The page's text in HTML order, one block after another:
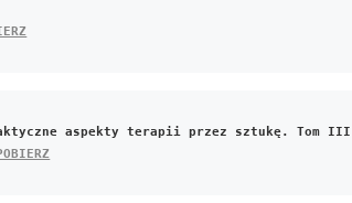
i praktyczne aspekty terapii przez sztukę.